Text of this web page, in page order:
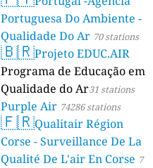
Portuguesa Do Ambiente -
Qualidade Do Ar 70 stations
🇧🇷Projeto EDUC.AIR
Programa de Educação em
Qualidade do Ar31 stations
Purple Air 74286 stations
🇫🇷Qualitair Région
Corse - Surveillance De La
Qualité De L'air En Corse 7